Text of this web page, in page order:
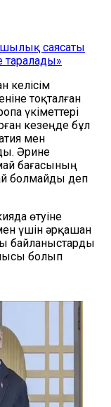
саясаты
таралады»
келісім
тоқталған
үкіметтері
кезеңде бұл
мен
Әрине
бағасының
болмайды деп
өтуіне
үшін әрқашан
байланыстарды
болып